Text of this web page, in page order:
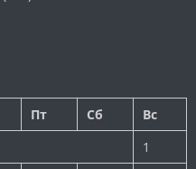
Пт Сб
Вс
1